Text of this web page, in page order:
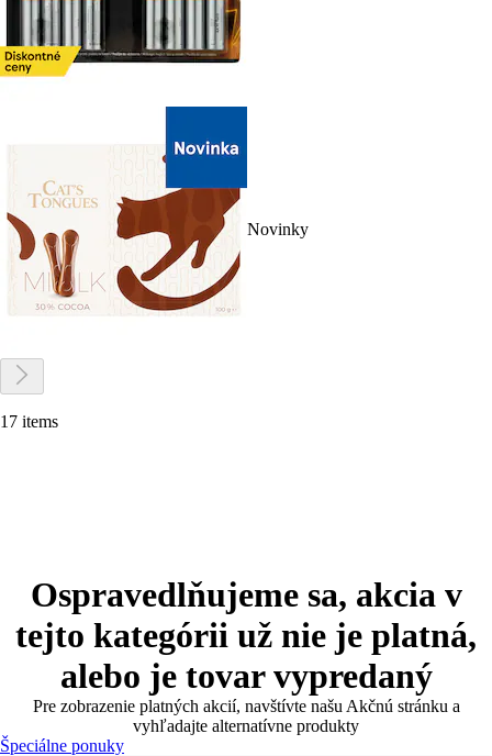
Novinky
17 items
Ospravedlňujeme sa, akcia v
tejto kategórii už nie je platná,
alebo je tovar vypredaný
Pre zobrazenie platných akcií, navštívte našu Akčnú stránku a
vyhľadajte alternatívne produkty
Špeciálne ponuky